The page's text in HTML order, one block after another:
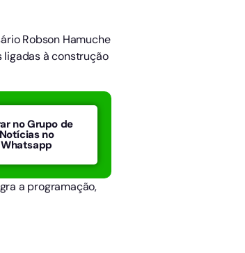
Robson Hamuche
ligadas à construção
no Grupo de
Notícias no
Whatsapp
a programação,